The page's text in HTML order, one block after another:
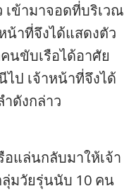
เข้ามาจอดที่บริเวณ
น้าที่จึงได้แสดงตัว
นขับเรือได้อาศัย
ป เจ้าหน้าที่จึงได้
ดังกล่าว
แล่นกลับมาให้เจ้า
มวัยรุ่นนับ 10 คน